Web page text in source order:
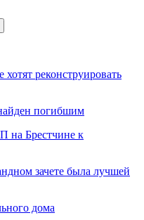
реконструировать
погибшим
на Брестчине к
зачете была лучшей
дома